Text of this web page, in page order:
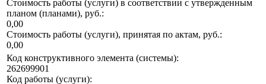
Стоимость работы (услуги) в соответствии с утвержденным
планом (планами), руб.:
0,00
Стоимость работы (услуги), принятая по актам, руб.:
0,00
Код конструктивного элемента (системы):
262699901
Код работы (услуги):